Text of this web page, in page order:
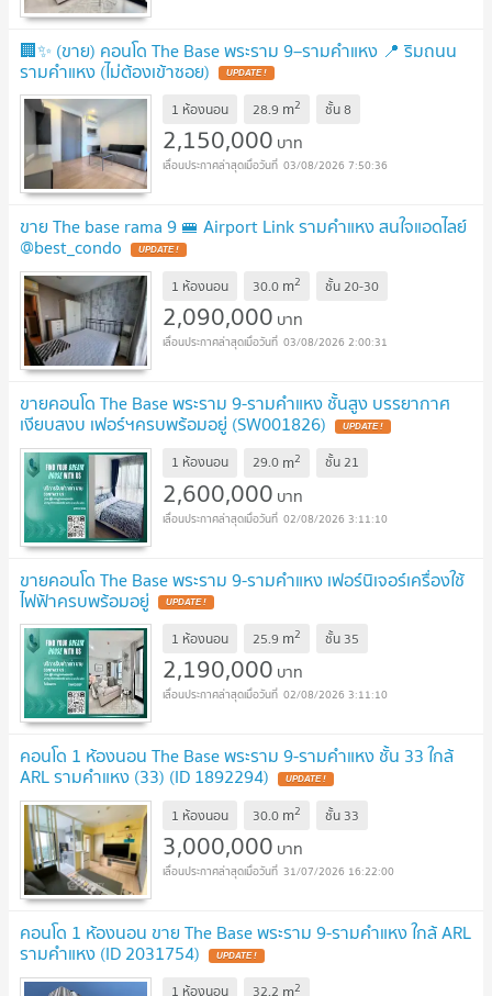
🏢✨ (ขาย) คอนโด The Base พระราม 9–รามคำแหง 📍 ริมถนน
รามคำแหง (ไม่ต้องเข้าซอย) UPDATE !
1 ห้องนอน 28.9 m2 ชั้น8
2,150,000 บาท
03/08/2026 7:50:36
ขาย The base rama 9 🚝 Airport Link รามคำแหง สนใจแอดไลย์
@best_condo UPDATE !
1 ห้องนอน 30.0 m2 ชั้น20-30
2,090,000 บาท
03/08/2026 2:00:31
ขายคอนโด The Base พระราม 9-รามคำแหง ชั้นสูง บรรยากาศ
เงียบสงบ เฟอร์ฯครบพร้อมอยู่ (SW001826) UPDATE !
1 ห้องนอน 29.0 m2 ชั้น21
2,600,000 บาท
02/08/2026 3:11:10
ขายคอนโด The Base พระราม 9-รามคำแหง เฟอร์นิเจอร์เครื่องใช้
ไฟฟ้าครบพร้อมอยู่ UPDATE !
1 ห้องนอน 25.9 m2 ชั้น 35
2,190,000 บาท
02/08/2026 3:11:10
คอนโด 1 ห้องนอน The Base พระราม 9-รามคำแหง ชั้น 33 ใกล้
ARL รามคำแหง (33) (ID 1892294) UPDATE !
1 ห้องนอน 30.0 m2 ชั้น 33
3,000,000 บาท
31/07/2026 16:22:00
คอนโด 1 ห้องนอน ขาย The Base พระราม 9-รามคำแหง ใกล้ ARL
รามคำแหง (ID 2031754) UPDATE !
1 ห้องนอน 32.2 2